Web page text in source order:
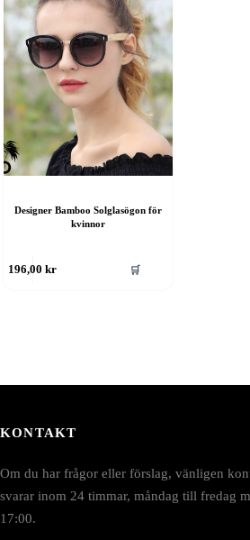
Designer Bamboo Solglasögon för
kvinnor
196,00kr 🛒
KONTAKT
Om du har frågor eller förslag, vänligen
svarar inom 24 timmar, måndag till fredag
17:00.